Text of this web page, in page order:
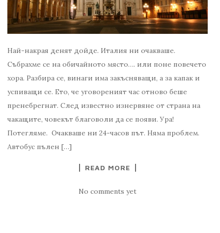
Най-накрая денят дойде. Италия ни очакваше.
Събрахме се на обичайното място…. или поне повечето
хора. Разбира се, винаги има закъсняващи, а за капак и
успиващи се. Ето, че уговореният час отново беше
пренебрегнат. След известно изнервяне от страна на
чакащите, човекът благоволи да се появи. Ура!
Потегляме. Очакваше ни 24-часов път. Няма проблем.
Автобус пълен […]
READ MORE
No comments yet